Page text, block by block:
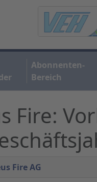
Abonnenten-
Bereich
Fire:
Fire AG